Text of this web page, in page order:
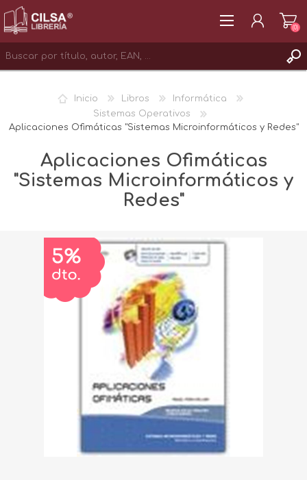
INICIAR SESIÓN
(0)
Inicio Libros
Informática
Sistemas Operativos
Aplicaciones Ofimáticas "Sistemas Microinformáticos y Redes"
Aplicaciones Ofimáticas
"Sistemas Microinformáticos y
Redes"